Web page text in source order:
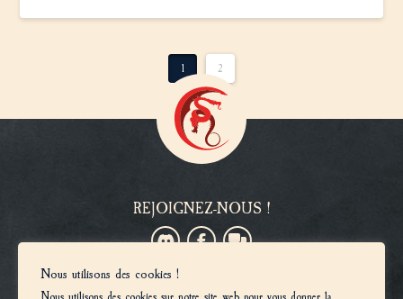
1 2
REJOIGNEZ-NOUS !
VOUS SOUHAITEZ DEVENIR MEMBRE ?
Nous utilisons des cookies !